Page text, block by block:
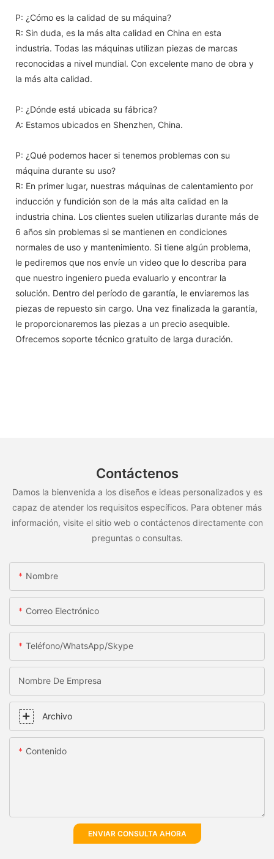
P: ¿Cómo es la calidad de su máquina?
R: Sin duda, es la más alta calidad en China en esta
industria. Todas las máquinas utilizan piezas de marcas
reconocidas a nivel mundial. Con excelente mano de obra y
la más alta calidad.
P: ¿Dónde está ubicada su fábrica?
A: Estamos ubicados en Shenzhen, China.
P: ¿Qué podemos hacer si tenemos problemas con su
máquina durante su uso?
R: En primer lugar, nuestras máquinas de calentamiento por
inducción y fundición son de la más alta calidad en la
industria china. Los clientes suelen utilizarlas durante más de
6 años sin problemas si se mantienen en condiciones
normales de uso y mantenimiento. Si tiene algún problema,
le pediremos que nos envíe un video que lo describa para
que nuestro ingeniero pueda evaluarlo y encontrar la
solución. Dentro del período de garantía, le enviaremos las
piezas de repuesto sin cargo. Una vez finalizada la garantía,
le proporcionaremos las piezas a un precio asequible.
Ofrecemos soporte técnico gratuito de larga duración.
Contáctenos
Damos la bienvenida a los diseños e ideas personalizados y es
capaz de atender los requisitos específicos. Para obtener más
información, visite el sitio web o contáctenos directamente con
preguntas o consultas.
Nombre
Correo Electrónico
Teléfono/WhatsApp/Skype
Nombre De Empresa
Archivo
Contenido
ENVIAR CONSULTA AHORA